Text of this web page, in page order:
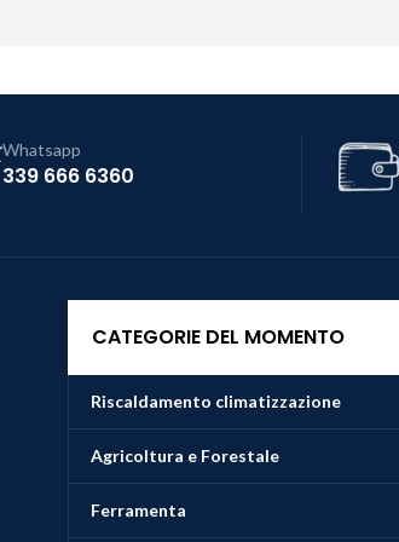
Whatsapp
339 666 6360
CATEGORIE DEL MOMENTO
Riscaldamento climatizzazione
Agricoltura e Forestale
Ferramenta